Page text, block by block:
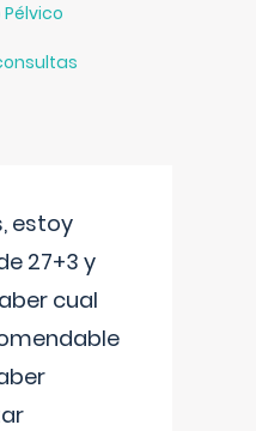
Pélvico
estoy
27+3 y
cual